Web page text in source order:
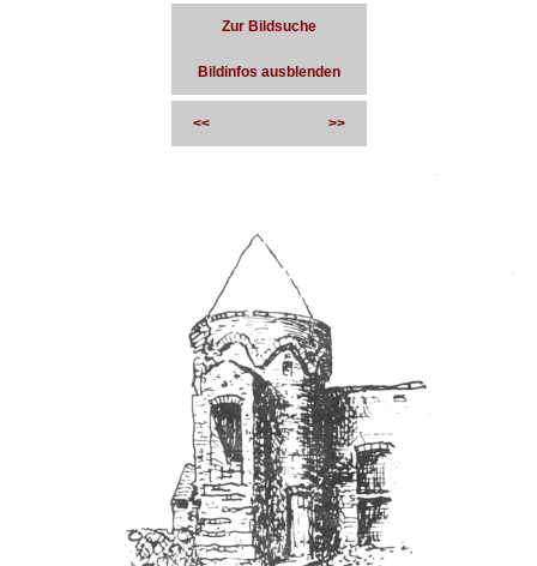
Zur Bildsuche
Bildinfos ausblenden
<< >>